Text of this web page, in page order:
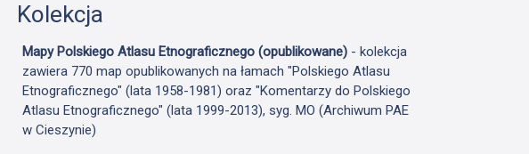
Kolekcja
Mapy Polskiego Atlasu Etnograficznego (opublikowane)- kolekcja
zawiera 770 map opublikowanych na łamach "Polskiego Atlasu
Etnograficznego" (lata 1958-1981) oraz "Komentarzy do Polskiego
Atlasu Etnograficznego" (lata 1999-2013), syg. MO (Archiwum PAE
w Cieszynie)